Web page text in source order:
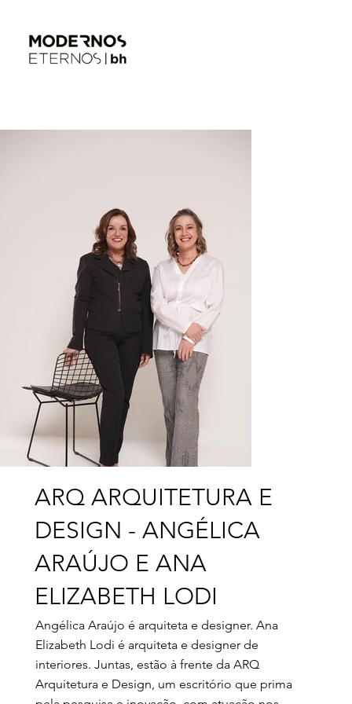
ARQ ARQUITETURA E
DESIGN - ANGÉLICA
ARAÚJO E ANA
ELIZABETH LODI
Angélica Araújo é arquiteta e designer. Ana
Elizabeth Lodi é arquiteta e designer de
interiores. Juntas, estão à frente da ARQ
Arquitetura e Design, um escritório que prima